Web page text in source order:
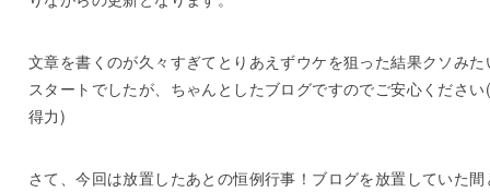
文章を書くのが久々すぎてとりあえずウケを狙った結果クソみた
スタートでしたが、ちゃんとしたブログですのでご安心ください
得力)
さて、今回は放置したあとの恒例行事！ブログを放置していた間